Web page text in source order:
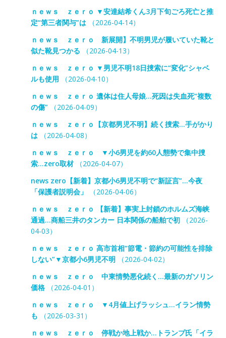
ｎｅｗｓ ｚｅｒｏ ▼安達結希くん3月下旬ごろ死亡と推
定“第三者関与”は（2026-04-14）
ｎｅｗｓ ｚｅｒｏ 新展開】不明男児が履いていた靴と
似た靴見つかる （2026-04-13）
ｎｅｗｓ ｚｅｒｏ ▼男児不明18日捜索に“変化”シャベ
ルも使用 （2026-04-10）
ｎｅｗｓ ｚｅｒｏ 遺体は住人母娘…死因は失血死“複数
の傷”（2026-04-09）
ｎｅｗｓ ｚｅｒｏ【京都男児不明】続く捜索…手がかり
は（2026-04-08）
ｎｅｗｓ ｚｅｒｏ ▼小6男児を約60人態勢で集中捜
索…zero取材（2026-04-07）
news zero【新着】京都小6男児不明で“新証言”…今夜
「保護者説明会」
（2026-04-06）
ｎｅｗｓ ｚｅｒｏ 【新着】事実上封鎖のホルムズ海峡
通過…商船三井のタンカー 日本関係の船舶で初（2026-
04-03）
ｎｅｗｓ ｚｅｒｏ 高市首相“節電・節約の可能性を排除
しない”▼京都小6男児不明（2026-04-02）
ｎｅｗｓ ｚｅｒｏ 中東情勢悪化続く…最新のガソリン
価格（2026-04-01）
ｎｅｗｓ ｚｅｒｏ ▼4月値上げラッシュ…イラン情勢
も （2026-03-31）
ｎｅｗｓ ｚｅｒｏ 停戦か地上戦か…トランプ氏「イラ